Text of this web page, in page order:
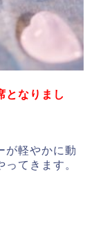
となりまし
が軽やかに動
てきます。